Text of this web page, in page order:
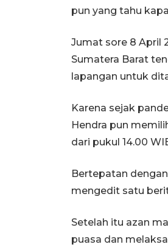
pun yang tahu
Jumat sore 8 April
Sumatera Barat
lapangan untuk
Karena sejak
Hendra pun
dari pukul 14.00
Bertepatan
mengedit satu
Setelah itu azan
puasa dan